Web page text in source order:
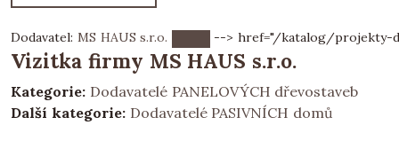
Dodavatel: MS HAUS s.r.o. --> href="/katalog/projekty-
Vizitka firmy MS HAUS s.r.o.
Kategorie: Dodavatelé PANELOVÝCH dřevostaveb
Další kategorie: Dodavatelé PASIVNÍCH domů